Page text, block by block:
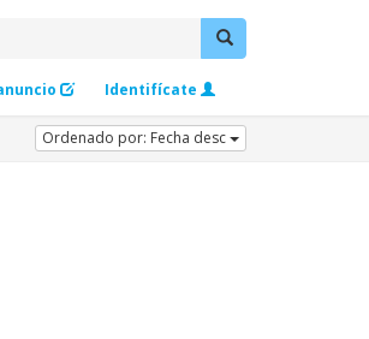
Identifícate
Ordenado por: Fecha desc